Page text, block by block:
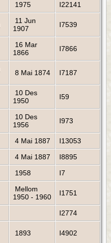
1975 I22141
11 Jun
1907
I7539
16 Mar
1866
I7866
8 Mai 1874 I7187
10 Des
1950
I59
10 Des
1956
I973
4 Mai 1887
I13053
4 Mai 1887
I8895
1958 I7
Mellom
1950 - 1960
I1751
I2774
1893 I4902